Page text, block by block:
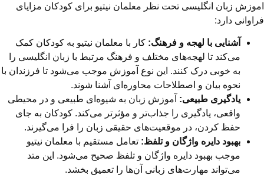
اموزش زبان انگلیسی تحت نظر معلمان نیتیو برای کودکان مزایای
فراوانی دارد:
آشنایی با لهجه و فرهنگ: کار با معلمان نیتیو به کودکان کمک
می‌کند تا لهجه‌های مختلف و فرهنگ مرتبط با زبان انگلیسی را
به خوبی درک کنند. این نوع آموزش موجب می‌شود تا فرزندان با
نحوه بیان و اصطلاحات محاوره‌ای آشنا شوند.
یادگیری طبیعی: آموزش زبان به شیوه‌ای طبیعی و در محیطی
واقعی، یادگیری را جذاب‌تر و مؤثرتر می‌کند. کودکان به جای
حفظ کردن، در موقعیت‌های حقیقی زبان را فرا می‌گیرند.
بهبود دایره واژگان و تلفظ: تعامل مستقیم با معلمان نیتیو
موجب بهبود دایره واژگان و تلفظ صحیح می‌شود. این متد
می‌تواند مهارت‌های زبانی آن‌ها را تعمیق بخشد.